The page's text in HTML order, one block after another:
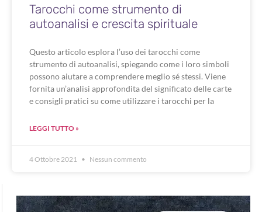
Tarocchi come strumento di
autoanalisi e crescita spirituale
Questo articolo esplora l’uso dei tarocchi come
strumento di autoanalisi, spiegando come i loro simboli
possono aiutare a comprendere meglio sé stessi. Viene
fornita un’analisi approfondita del significato delle carte
e consigli pratici su come utilizzare i tarocchi per la
LEGGI TUTTO »
4 Ottobre 2021 Nessun commento